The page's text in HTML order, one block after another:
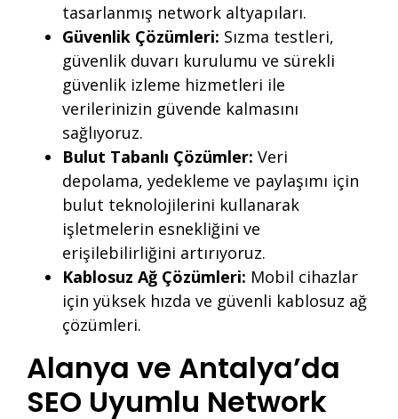
tasarlanmış network altyapıları.
Güvenlik Çözümleri: Sızma testleri,
güvenlik duvarı kurulumu ve sürekli
güvenlik izleme hizmetleri ile
verilerinizin güvende kalmasını
sağlıyoruz.
Bulut Tabanlı Çözümler: Veri
depolama, yedekleme ve paylaşımı için
bulut teknolojilerini kullanarak
işletmelerin esnekliğini ve
erişilebilirliğini artırıyoruz.
Kablosuz Ağ Çözümleri: Mobil cihazlar
için yüksek hızda ve güvenli kablosuz ağ
çözümleri.
Alanya ve Antalya’da
SEO Uyumlu Network